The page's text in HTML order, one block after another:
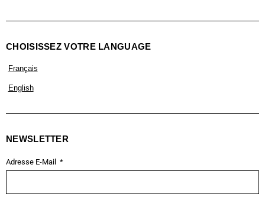
CHOISISSEZ VOTRE LANGUAGE
Français
English
NEWSLETTER
Adresse E-Mail